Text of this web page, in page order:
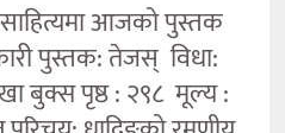
आजको पुस्तक
पुस्तक: तेजस् विधा:
बुक्स पृष्ठ : २९८ मूल्य :